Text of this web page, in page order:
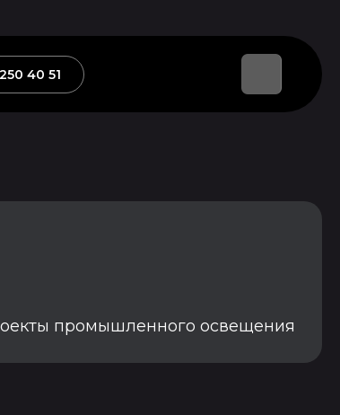
40 51
промышленного освещения